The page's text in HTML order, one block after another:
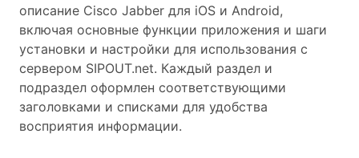
описание Cisco Jabber для iOS и Android,
включая основные функции приложения и шаги
установки и настройки для использования с
сервером SIPOUT.net. Каждый раздел и
подраздел оформлен соответствующими
заголовками и списками для удобства
восприятия информации.